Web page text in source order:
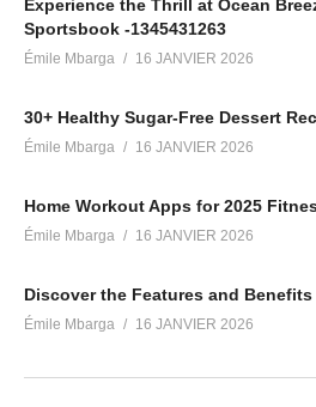
Experience the Thrill at Ocean
Sportsbook -1345431263
Émile Mbarga 16 JANVIER 2026
30+ Healthy Sugar-Free Dessert
Émile Mbarga 16 JANVIER 2026
Home Workout Apps for 2025
Émile Mbarga 16 JANVIER 2026
Discover the Features and
Émile Mbarga 16 JANVIER 2026